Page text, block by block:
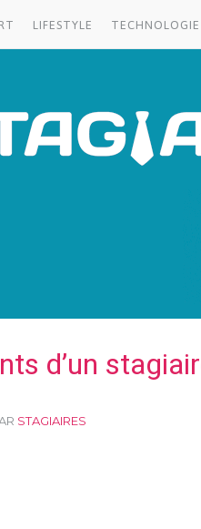
LIFESTYLE TECHNOLOGIE
d’un
STAGIAIRES